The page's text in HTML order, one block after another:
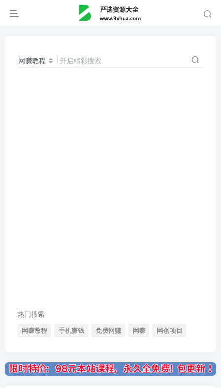
网赚教程 开启精彩搜索
热门搜索
网赚教程 手机赚钱 免费网赚 网赚 网创项目
只要98元开通VIP会员，终身下载各大机构内部资源，一站式草根创业基地，最新最强网赚教程大全，小投入，大回报！